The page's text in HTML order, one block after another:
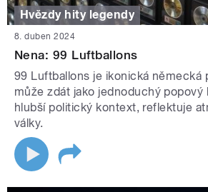
Hvězdy hity legendy
8. duben 2024
Nena: 99 Luftballons
99 Luftballons je ikonická německá
může zdát jako jednoduchý popový
hlubší politický kontext, reflektuje
války.